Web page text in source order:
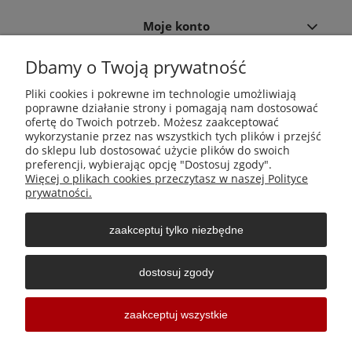
Moje konto
Płatności i dostawa
Informacje
O nas
Środki do zwalczania szkodników Aga Pułapki | Wacława
Iwaszkiewicza 23, 32-406 Zakliczyn | AGA-PLAST MET 2 Paweł
Sałach | NIP: 6811796065 | REGON: 363212838
Sklepy internetowe Shoper Częstochowa
Dbamy o Twoją prywatność
Pliki cookies i pokrewne im technologie umożliwiają
poprawne działanie strony i pomagają nam dostosować
ofertę do Twoich potrzeb. Możesz zaakceptować
wykorzystanie przez nas wszystkich tych plików i przejść
do sklepu lub dostosować użycie plików do swoich
preferencji, wybierając opcję "Dostosuj zgody".
Więcej o plikach cookies przeczytasz w naszej Polityce
prywatności.
zaakceptuj tylko niezbędne
dostosuj zgody
zaakceptuj wszystkie